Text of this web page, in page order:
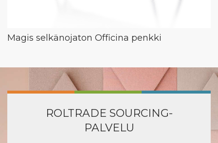
Magis selkänojaton Officina penkki
ROLTRADE SOURCING-
PALVELU